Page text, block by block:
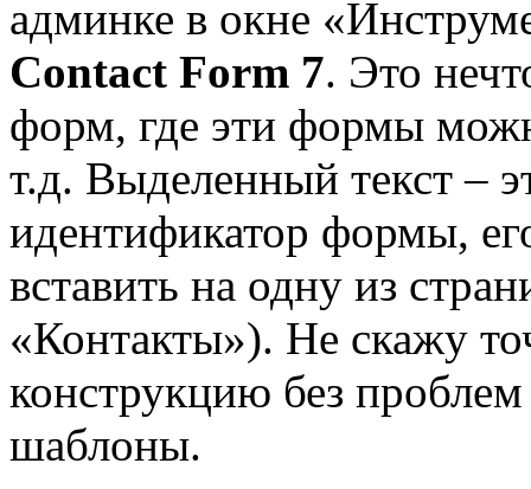
админке в окне
Contact Form 7. Это
форм, где эти формы
т.д. Выделенный текст –
идентификатор формы,
вставить на одну из
«Контакты»). Не скажу
конструкцию без
шаблоны.